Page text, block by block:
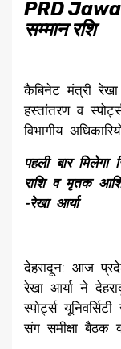
PRD Jawan
सम्मान रशि
कैबिनेट मंत्री रेखा
हस्तांतरण व
विभागीय
पहली बार मिलेगा
राशि व मृतक
-रेखा आर्या
देहरादून: आज
रेखा आर्या ने
स्पोर्ट्स
संग समीक्षा बैठक